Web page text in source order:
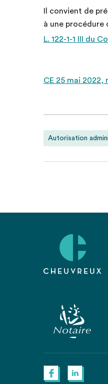
Il convient de
à une procédure
L. 122-1-1 III du
CE 25 mai 2022,
Autorisation